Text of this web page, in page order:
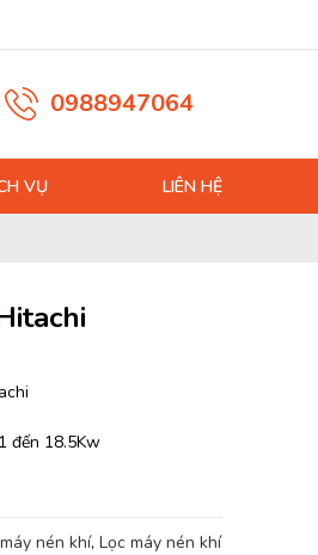
0988947064
VỤ LIÊN HỆ
đến 18.5Kw
nén khí, Lọc máy nén khí